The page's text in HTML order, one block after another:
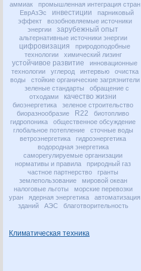
аммиак
промышленная интеграция стран
ЕврАзЭс
инвестиции
парниковый
эффект
возобновляемые источники
энергии
зарубежный опыт
альтернативные источники энергии
цифровизация
природоподобные
технологии
химический лизинг
устойчивое развитие
инновационные
технологии
углерод интервью
очистка
воды
стойкие органические загрязнители
зеленые стандарты
обращение с
отходами
качество жизни
биоэнергетика
зеленое строительство
биоразнообразие
R22
биотопливо
гидропоника
общественное обсуждение
глобальное потепление
сточные воды
ветроэнергетика
гидроэнергетика
водородная энергетика
саморегулируемые организации
нормативы и правила
природный газ
частное партнерство
гранты
землепользование
мировой океан
налоговые льготы
морские перевозки
уран
ядерная энергетика
автоматизация
зданий
АЭС благотворительность
Климатическая техника